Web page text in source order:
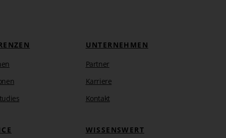
UNTERNEHMEN
Partner
Karriere
Kontakt
WISSENSWERT